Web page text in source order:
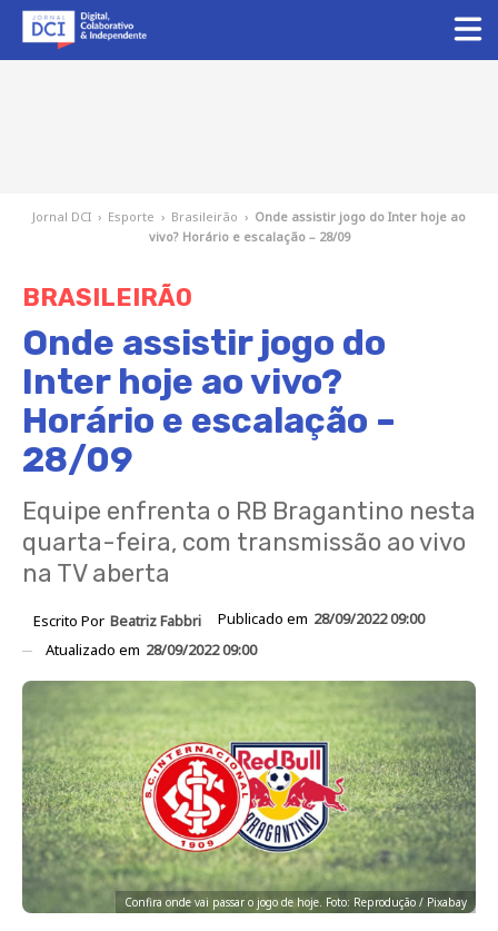
Jornal DCI › Esporte › Brasileirão › Onde assistir jogo do Inter hoje ao
vivo? Horário e escalação – 28/09
BRASILEIRÃO
Onde assistir jogo do
Inter hoje ao vivo?
Horário e escalação –
28/09
Equipe enfrenta o RB Bragantino nesta
quarta-feira, com transmissão ao vivo
na TV aberta
Escrito Por Beatriz Fabbri Publicado em 28/09/2022 09:00
Atualizado em 28/09/2022 09:00
Confira onde vai passar o jogo de hoje. Foto: Reprodução / Pixabay